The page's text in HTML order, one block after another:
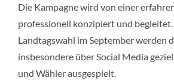
Die Kampagne wird von einer
professionell konzipiert und
Landtagswahl im September werden
insbesondere über Social Media
und Wähler ausgespielt.